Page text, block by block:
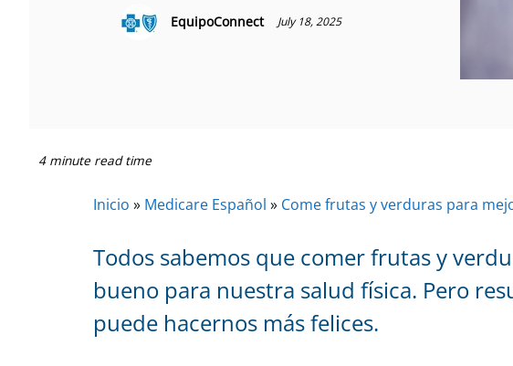
EquipoConnect July 18, 2025
4 minute read time
Inicio » Medicare Español » Come frutas y verduras para
Todos sabemos que comer frutas y
bueno para nuestra salud física. Pero
puede hacernos más felices.